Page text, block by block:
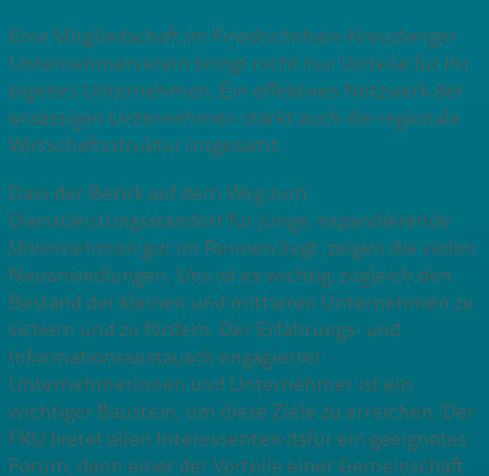
Eine Mitgliedschaft im Friedrichshain-Kreuzberger
Unternehmerverein bringt nicht nur Vorteile für Ihr
eigenes Unternehmen. Ein effektives Netzwerk der
ansässigen Unternehmen stärkt auch die regionale
Wirtschaftsstruktur insgesamt.
Dass der Bezirk auf dem Weg zum
Dienstleistungsstandort für junge, expandierende
Unternehmen gut im Rennen liegt, zeigen die vielen
Neuansiedlungen. Uns ist es wichtig, zugleich den
Bestand der kleinen und mittleren Unternehmen zu
sichern und zu fördern. Der Erfahrungs- und
Informationsaustausch engagierter
Unternehmerinnen und Unternehmer ist ein
wichtiger Baustein, um diese Ziele zu erreichen. Der
FKU bietet allen Interessenten dafür ein geeignetes
Forum, denn einer der Vorteile einer Gemeinschaft